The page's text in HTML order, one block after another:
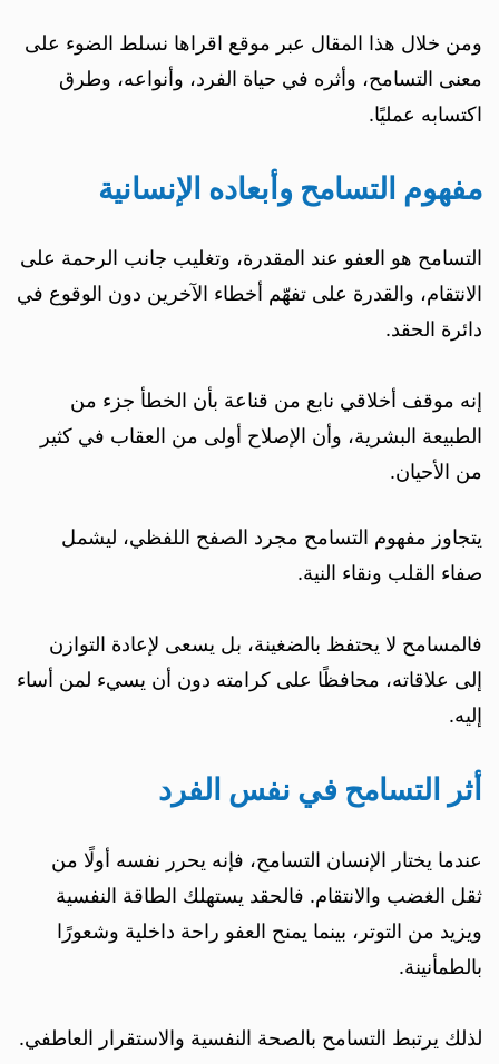
ومن خلال هذا المقال عبر موقع اقراها نسلط الضوء على
معنى التسامح، وأثره في حياة الفرد، وأنواعه، وطرق
اكتسابه عمليًا.
مفهوم التسامح وأبعاده الإنسانية
التسامح هو العفو عند المقدرة، وتغليب جانب الرحمة على
الانتقام، والقدرة على تفهّم أخطاء الآخرين دون الوقوع في
دائرة الحقد.
إنه موقف أخلاقي نابع من قناعة بأن الخطأ جزء من
الطبيعة البشرية، وأن الإصلاح أولى من العقاب في كثير
من الأحيان.
يتجاوز مفهوم التسامح مجرد الصفح اللفظي، ليشمل
صفاء القلب ونقاء النية.
فالمسامح لا يحتفظ بالضغينة، بل يسعى لإعادة التوازن
إلى علاقاته، محافظًا على كرامته دون أن يسيء لمن أساء
إليه.
أثر التسامح في نفس الفرد
عندما يختار الإنسان التسامح، فإنه يحرر نفسه أولًا من
ثقل الغضب والانتقام. فالحقد يستهلك الطاقة النفسية
ويزيد من التوتر، بينما يمنح العفو راحة داخلية وشعورًا
بالطمأنينة.
لذلك يرتبط التسامح بالصحة النفسية والاستقرار العاطفي.